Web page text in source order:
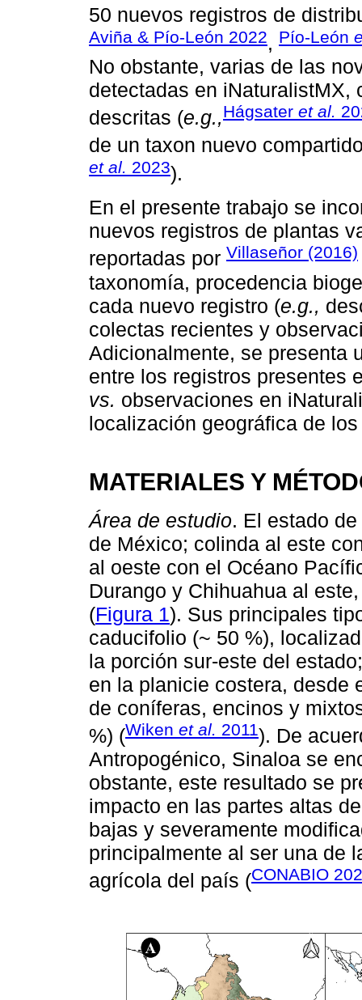
50 nuevos registros de
Aviña & Pío-León 2022, Pío-León
No obstante, varias de las
detectadas en
descritas (e.g.,Hágsater et al.
de un taxon nuevo
et al. 2023).
En el presente trabajo se
nuevos registros de plantas
reportadas por Villaseñor (2016)
taxonomía, procedencia
cada nuevo registro (e.g.,
colectas recientes y
Adicionalmente, se presenta
entre los registros presentes
vs. observaciones en
localización geográfica de
MATERIALES Y
Área de estudio. El estado
de México; colinda al este
al oeste con el Océano
Durango y Chihuahua al
(Figura 1). Sus principales
caducifolio (~ 50 %),
la porción sur-este del
en la planicie costera, desde
de coníferas, encinos y
%) (Wiken et al. 2011). De
Antropogénico, Sinaloa se
obstante, este resultado se
impacto en las partes altas
bajas y severamente
principalmente al ser una de
agrícola del país (CONABIO